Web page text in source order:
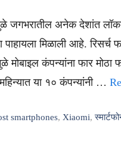
जगभरातील अनेक देशांत
मिळाली आहे. रिसर्च
कंपन्यांना फार मोठा
या १० कंपन्यांनी …
smartphones, Xiaomi,